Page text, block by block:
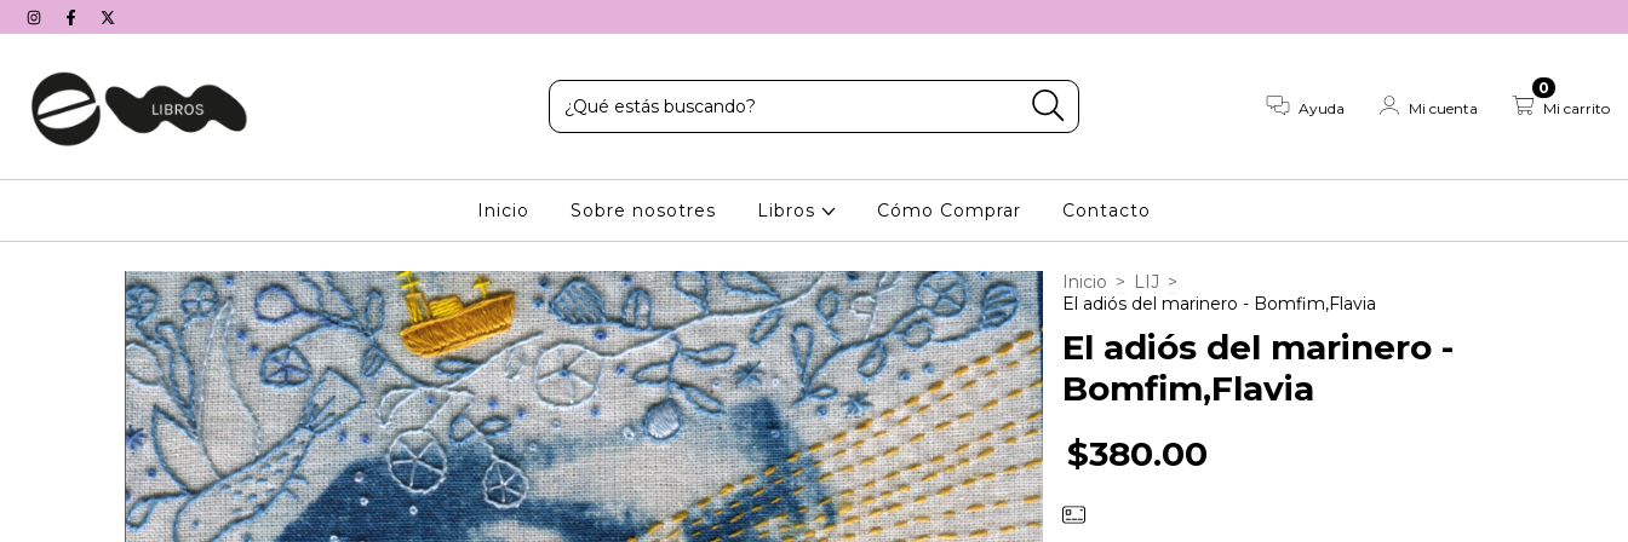
Ayuda Mi cuenta Mi carrito
0
Inicio Sobre nosotres Libros Cómo Comprar Contacto
Inicio > LIJ >
El adiós del marinero - Bomfim,Flavia
El adiós del marinero -
Bomfim,Flavia
$380.00